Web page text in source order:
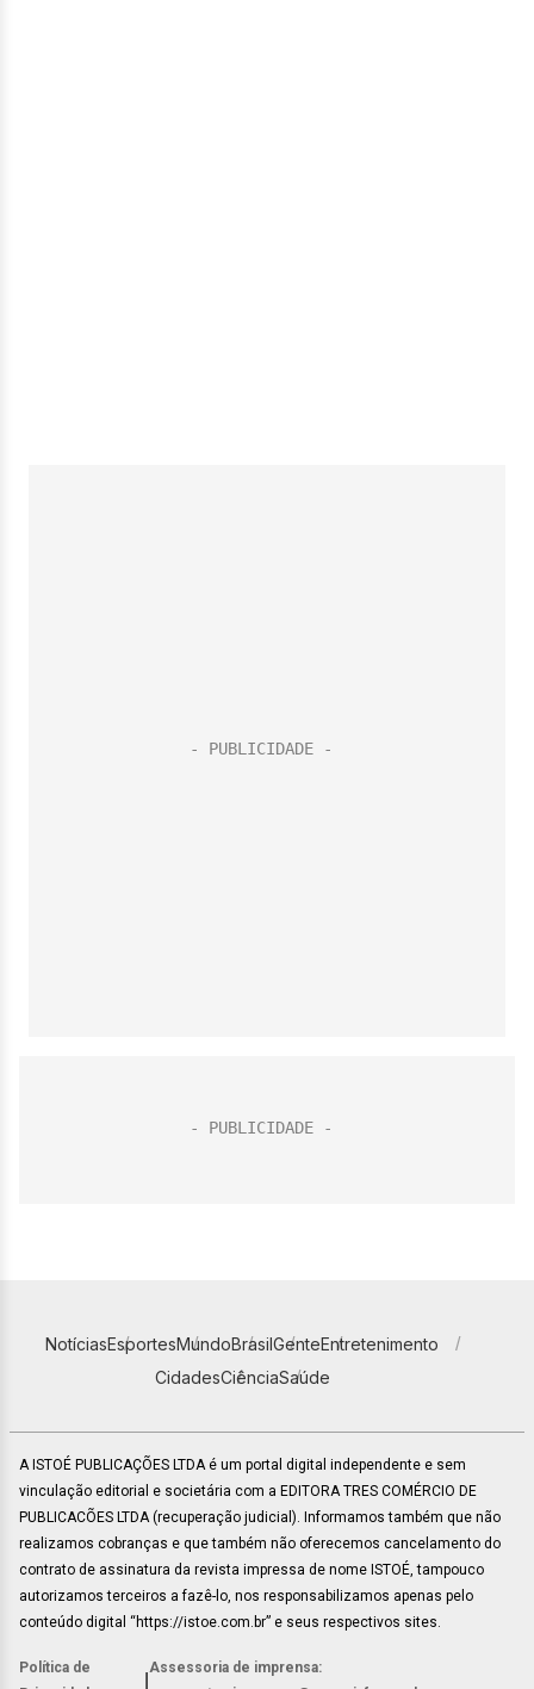
NotíciasEsportesMundoBrasilGenteEntretenimento
CidadesCiênciaSaúde
A ISTOÉ PUBLICAÇÕES LTDA é um portal digital independente e sem
vinculação editorial e societária com a EDITORA TRES COMÉRCIO DE
PUBLICACÕES LTDA (recuperação judicial). Informamos também que não
realizamos cobranças e que também não oferecemos cancelamento do
contrato de assinatura da revista impressa de nome ISTOÉ, tampouco
autorizamos terceiros a fazê-lo, nos responsabilizamos apenas pelo
conteúdo digital “https://istoe.com.br” e seus respectivos sites.
Política de
Assessoria de imprensa: